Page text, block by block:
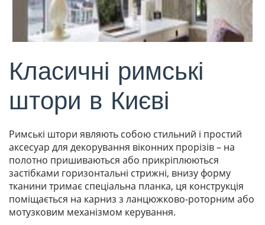
Класичні римські
штори в Києві
Римські штори являють собою стильний і простий
аксесуар для декорування віконних прорізів – на
полотно пришиваються або прикріплюються
застібками горизонтальні стрижні, внизу форму
тканини тримає спеціальна планка, ця конструкція
поміщається на карниз з ланцюжково-роторним або
мотузковим механізмом керування.